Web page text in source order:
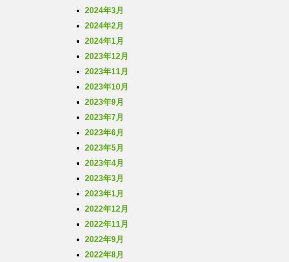
2024年3月
2024年2月
2024年1月
2023年12月
2023年11月
2023年10月
2023年9月
2023年7月
2023年6月
2023年5月
2023年4月
2023年3月
2023年1月
2022年12月
2022年11月
2022年9月
2022年8月